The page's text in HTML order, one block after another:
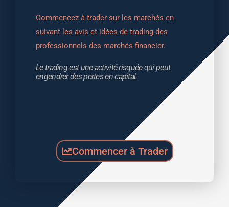
Commencez à trader sur les marchés en
suivant les avis et idées de trading des
professionnels des marchés financier.
Le trading est une activité risquée qui peut
engendrer des pertes en capital.
Commencer à Trader